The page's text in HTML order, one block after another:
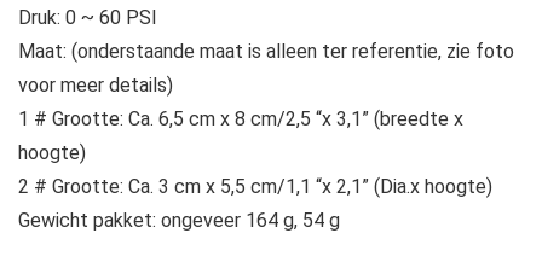
Druk: 0 ~ 60 PSI
Maat: (onderstaande maat is alleen ter referentie, zie foto
voor meer details)
1 # Grootte: Ca. 6,5 cm x 8 cm/2,5 “x 3,1” (breedte x
hoogte)
2 # Grootte: Ca. 3 cm x 5,5 cm/1,1 “x 2,1” (Dia.x hoogte)
Gewicht pakket: ongeveer 164 g, 54 g